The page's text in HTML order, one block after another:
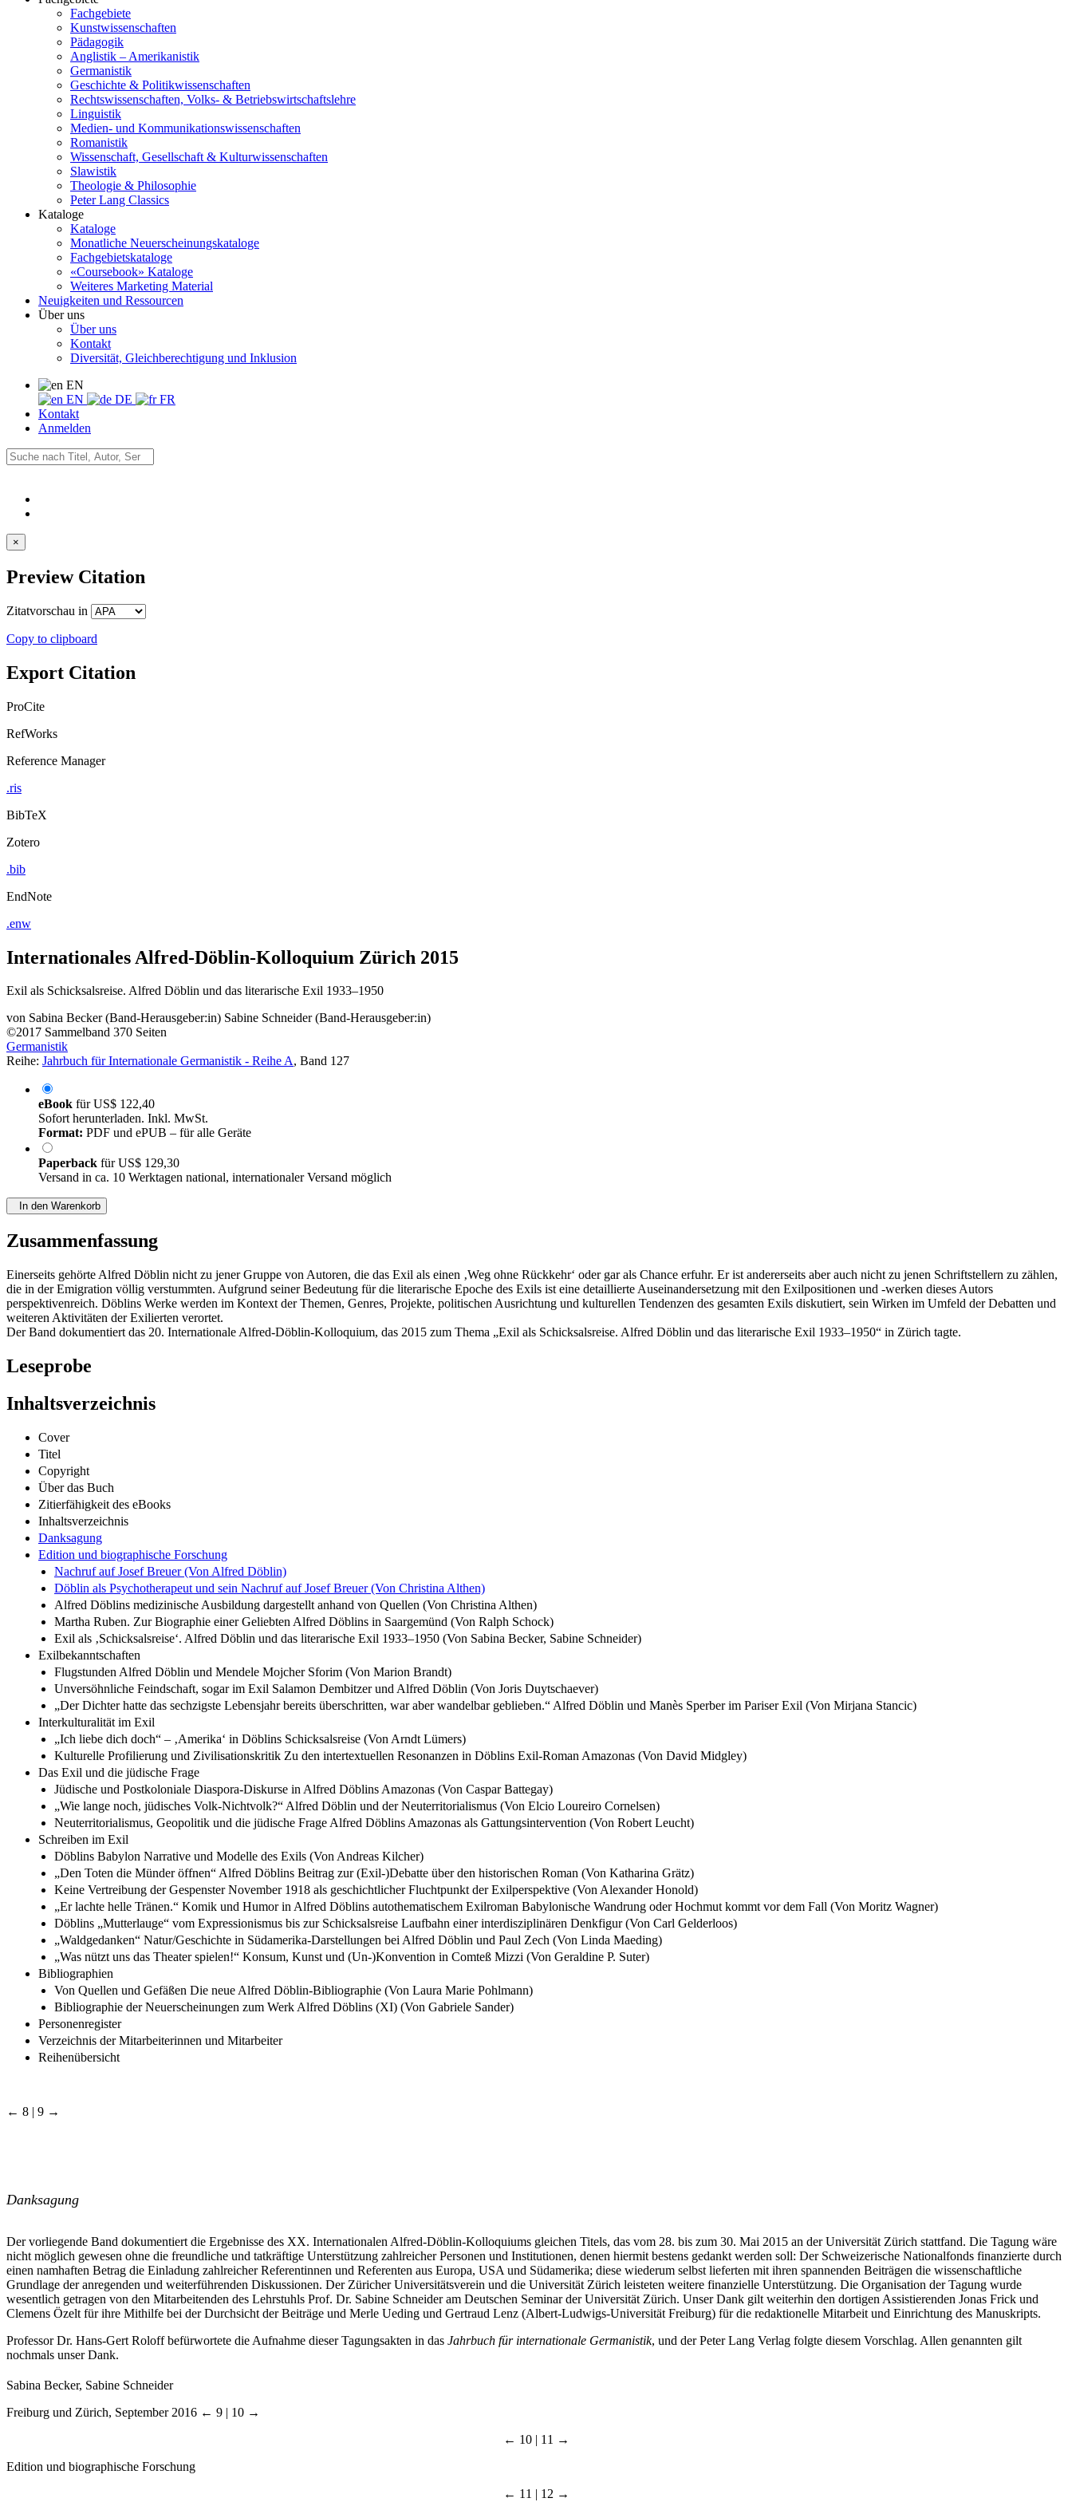
Fachgebiete
Kunstwissenschaften
Pädagogik
Anglistik – Amerikanistik
Germanistik
Geschichte & Politikwissenschaften
Rechtswissenschaften, Volks- & Betriebswirtschaftslehre
Linguistik
Medien- und Kommunikationswissenschaften
Romanistik
Wissenschaft, Gesellschaft & Kulturwissenschaften
Slawistik
Theologie & Philosophie
Peter Lang Classics
Kataloge
Kataloge
Monatliche Neuerscheinungskataloge
Fachgebietskataloge
«Coursebook» Kataloge
Weiteres Marketing Material
Neuigkeiten und Ressourcen
Über uns
Über uns
Kontakt
Diversität, Gleichberechtigung und Inklusion
EN
EN
DE
FR
Kontakt
Anmelden
×
Preview Citation
Zitatvorschau in
Copy to clipboard
Export Citation
ProCite
RefWorks
Reference Manager
.ris
BibTeX
Zotero
.bib
EndNote
.enw
Internationales Alfred-Döblin-Kolloquium Zürich 2015
Exil als Schicksalsreise. Alfred Döblin und das literarische Exil 1933–1950
von Sabina Becker (Band-Herausgeber:in) Sabine Schneider (Band-Herausgeber:in)
©2017 Sammelband 370 Seiten
Germanistik
Reihe: Jahrbuch für Internationale Germanistik - Reihe A, Band 127
eBook fürUS$ 122,40
Sofort herunterladen. Inkl. MwSt.
Format: PDF und ePUB – für alle Geräte
Paperback fürUS$ 129,30
Versand in ca. 10 Werktagen national, internationaler Versand möglich
In den Warenkorb
Zusammenfassung
Einerseits gehörte Alfred Döblin nicht zu jener Gruppe von Autoren, die das Exil als einen ‚Weg ohne Rückkehr‘ oder gar als Chance erfuhr. Er ist andererseits aber auch nicht zu jenen Schriftstellern zu zählen,
die in der Emigration völlig verstummten. Aufgrund seiner Bedeutung für die literarische Epoche des Exils ist eine detaillierte Auseinandersetzung mit den Exilpositionen und -werken dieses Autors
perspektivenreich. Döblins Werke werden im Kontext der Themen, Genres, Projekte, politischen Ausrichtung und kulturellen Tendenzen des gesamten Exils diskutiert, sein Wirken im Umfeld der Debatten und
weiteren Aktivitäten der Exilierten verortet.
Der Band dokumentiert das 20. Internationale Alfred-Döblin-Kolloquium, das 2015 zum Thema „Exil als Schicksalsreise. Alfred Döblin und das literarische Exil 1933–1950“ in Zürich tagte.
Leseprobe
Inhaltsverzeichnis
Cover
Titel
Copyright
Über das Buch
Zitierfähigkeit des eBooks
Inhaltsverzeichnis
Danksagung
Edition und biographische Forschung
Nachruf auf Josef Breuer (Von Alfred Döblin)
Döblin als Psychotherapeut und sein Nachruf auf Josef Breuer (Von Christina Althen)
Alfred Döblins medizinische Ausbildung dargestellt anhand von Quellen (Von Christina Althen)
Martha Ruben. Zur Biographie einer Geliebten Alfred Döblins in Saargemünd (Von Ralph Schock)
Exil als ‚Schicksalsreise‘. Alfred Döblin und das literarische Exil 1933–1950 (Von Sabina Becker, Sabine Schneider)
Exilbekanntschaften
Flugstunden Alfred Döblin und Mendele Mojcher Sforim (Von Marion Brandt)
Unversöhnliche Feindschaft, sogar im Exil Salamon Dembitzer und Alfred Döblin (Von Joris Duytschaever)
„Der Dichter hatte das sechzigste Lebensjahr bereits überschritten, war aber wandelbar geblieben.“ Alfred Döblin und Manès Sperber im Pariser Exil (Von Mirjana Stancic)
Interkulturalität im Exil
„Ich liebe dich doch“ – ‚Amerika‘ in Döblins Schicksalsreise (Von Arndt Lümers)
Kulturelle Profilierung und Zivilisationskritik Zu den intertextuellen Resonanzen in Döblins Exil-Roman Amazonas (Von David Midgley)
Das Exil und die jüdische Frage
Jüdische und Postkoloniale Diaspora-Diskurse in Alfred Döblins Amazonas (Von Caspar Battegay)
„Wie lange noch, jüdisches Volk-Nichtvolk?“ Alfred Döblin und der Neuterritorialismus (Von Elcio Loureiro Cornelsen)
Neuterritorialismus, Geopolitik und die jüdische Frage Alfred Döblins Amazonas als Gattungsintervention (Von Robert Leucht)
Schreiben im Exil
Döblins Babylon Narrative und Modelle des Exils (Von Andreas Kilcher)
„Den Toten die Münder öffnen“ Alfred Döblins Beitrag zur (Exil-)Debatte über den historischen Roman (Von Katharina Grätz)
Keine Vertreibung der Gespenster November 1918 als geschichtlicher Fluchtpunkt der Exilperspektive (Von Alexander Honold)
„Er lachte helle Tränen.“ Komik und Humor in Alfred Döblins autothematischem Exilroman Babylonische Wandrung oder Hochmut kommt vor dem Fall (Von Moritz Wagner)
Döblins „Mutterlauge“ vom Expressionismus bis zur Schicksalsreise Laufbahn einer interdisziplinären Denkfigur (Von Carl Gelderloos)
„Waldgedanken“ Natur/Geschichte in Südamerika-Darstellungen bei Alfred Döblin und Paul Zech (Von Linda Maeding)
„Was nützt uns das Theater spielen!“ Konsum, Kunst und (Un-)Konvention in Comteß Mizzi (Von Geraldine P. Suter)
Bibliographien
Von Quellen und Gefäßen Die neue Alfred Döblin-Bibliographie (Von Laura Marie Pohlmann)
Bibliographie der Neuerscheinungen zum Werk Alfred Döblins (XI) (Von Gabriele Sander)
Personenregister
Verzeichnis der Mitarbeiterinnen und Mitarbeiter
Reihenübersicht
← 8 | 9 →
Danksagung
Der vorliegende Band dokumentiert die Ergebnisse des XX. Internationalen Alfred-Döblin-Kolloquiums gleichen Titels, das vom 28. bis zum 30. Mai 2015 an der Universität Zürich stattfand. Die Tagung wäre
nicht möglich gewesen ohne die freundliche und tatkräftige Unterstützung zahlreicher Personen und Institutionen, denen hiermit bestens gedankt werden soll: Der Schweizerische Nationalfonds finanzierte durch
einen namhaften Betrag die Einladung zahlreicher Referentinnen und Referenten aus Europa, USA und Südamerika; diese wiederum selbst lieferten mit ihren spannenden Beiträgen die wissenschaftliche
Grundlage der anregenden und weiterführenden Diskussionen. Der Züricher Universitätsverein und die Universität Zürich leisteten weitere finanzielle Unterstützung. Die Organisation der Tagung wurde
wesentlich getragen von den Mitarbeitenden des Lehrstuhls Prof. Dr. Sabine Schneider am Deutschen Seminar der Universität Zürich. Unser Dank gilt weiterhin den dortigen Assistierenden Jonas Frick und
Clemens Özelt für ihre Mithilfe bei der Durchsicht der Beiträge und Merle Ueding und Gertraud Lenz (Albert-Ludwigs-Universität Freiburg) für die redaktionelle Mitarbeit und Einrichtung des Manuskripts.
Professor Dr. Hans-Gert Roloff befürwortete die Aufnahme dieser Tagungsakten in das Jahrbuch für internationale Germanistik, und der Peter Lang Verlag folgte diesem Vorschlag. Allen genannten gilt
nochmals unser Dank.
Sabina Becker, Sabine Schneider
Freiburg und Zürich, September 2016 ← 9 | 10 →
← 10 | 11 →
Edition und biographische Forschung
← 11 | 12 →